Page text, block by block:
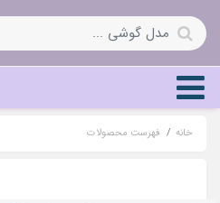
خانه فهرست محصولات